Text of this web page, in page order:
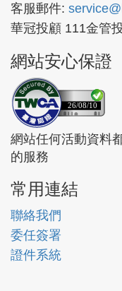
客服郵件:
華冠投顧 111金管
網站安心保證
26/08/10
網站任何活動資料
的服務
常用連結
聯絡我們
委任簽署
證件系統